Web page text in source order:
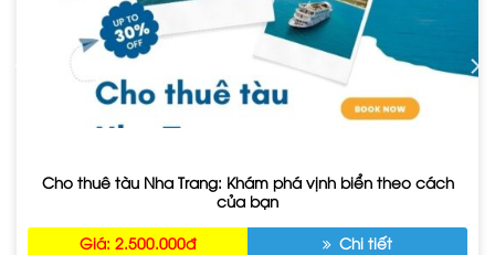
Cho thuê tàu Nha Trang: Khám phá vịnh biển theo cách
của bạn
Giá: 2.500.000đ Chi tiết